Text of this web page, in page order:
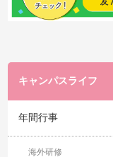
キャンパスライフ
年間行事
海外研修